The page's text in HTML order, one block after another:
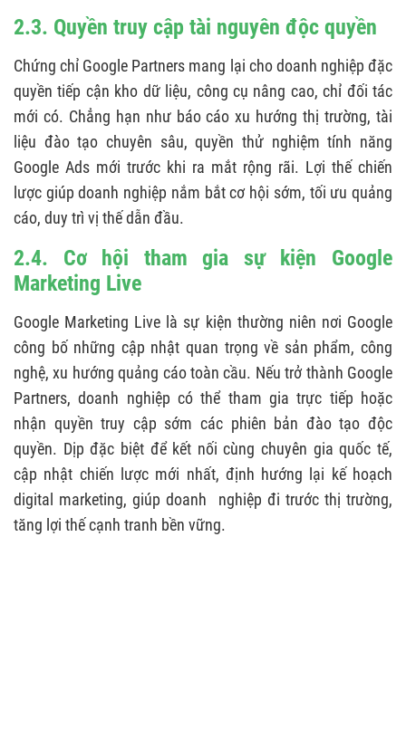
2.3. Quyền truy cập tài nguyên độc quyền
Chứng chỉ Google Partners mang lại cho doanh nghiệp đặc
quyền tiếp cận kho dữ liệu, công cụ nâng cao, chỉ đối tác
mới có. Chẳng hạn như báo cáo xu hướng thị trường, tài
liệu đào tạo chuyên sâu, quyền thử nghiệm tính năng
Google Ads mới trước khi ra mắt rộng rãi. Lợi thế chiến
lược giúp doanh nghiệp nắm bắt cơ hội sớm, tối ưu quảng
cáo, duy trì vị thế dẫn đầu.
2.4. Cơ hội tham gia sự kiện Google
Marketing Live
Google Marketing Live là sự kiện thường niên nơi Google
công bố những cập nhật quan trọng về sản phẩm, công
nghệ, xu hướng quảng cáo toàn cầu. Nếu trở thành Google
Partners, doanh nghiệp có thể tham gia trực tiếp hoặc
nhận quyền truy cập sớm các phiên bản đào tạo độc
quyền. Dịp đặc biệt để kết nối cùng chuyên gia quốc tế,
cập nhật chiến lược mới nhất, định hướng lại kế hoạch
digital marketing, giúp doanh nghiệp đi trước thị trường,
tăng lợi thế cạnh tranh bền vững.